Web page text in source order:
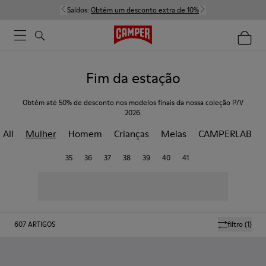
Saldos: Obtém um desconto extra de 10%
Fim da estação
Obtém até 50% de desconto nos modelos finais da nossa coleção P/V
2026.
All Mulher Homem Crianças Meias CAMPERLAB
35 36 37 38 39 40 41
filtro(1)
607ARTIGOS